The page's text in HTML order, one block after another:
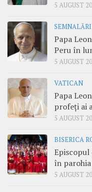
5 AUGUST
SEMNALĂRI
Papa
Peru în
5 AUGUST
VATICAN
Papa
profeți ai
5 AUGUST
BISERICA
Episcopul
în parohia
5 AUGUST